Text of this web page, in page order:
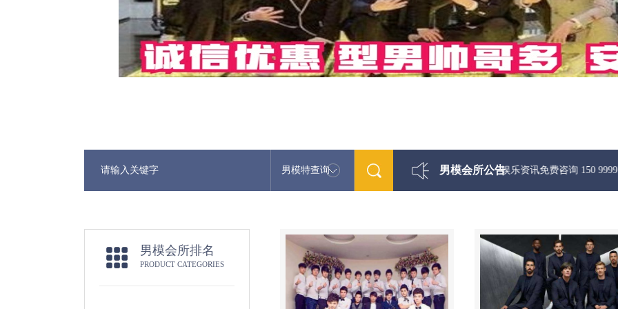
男模特查询 男模会所公告
最新男模娱乐资讯免费咨询 150 99997335微信同
男模会所排名
PRODUCT CATEGORIES